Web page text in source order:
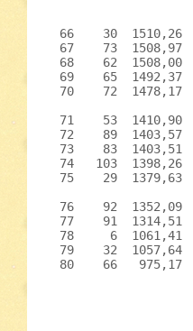
66    30  1510,26
67    73  1508,97
68    62  1508,00
69    65  1492,37
70    72  1478,17
71    53  1410,90
72    89  1403,57
73    83  1403,51
74   103  1398,26
75    29  1379,63
76    92  1352,09
77    91  1314,51
78     6  1061,41
79    32  1057,64
80    66   975,17